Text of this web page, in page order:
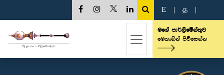
E த
මගේ පාර්ලිමේන්තුව
මෙතැනින් පිවිසෙන්න